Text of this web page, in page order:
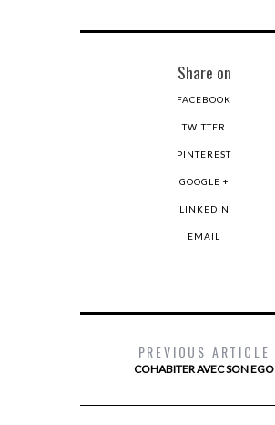
Share on
FACEBOOK
TWITTER
PINTEREST
GOOGLE +
LINKEDIN
EMAIL
PREVIOUS ARTICLE
COHABITER AVEC SON EGO